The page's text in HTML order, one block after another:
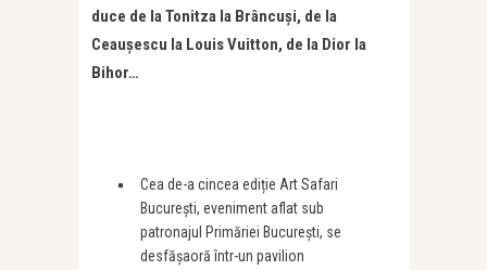
duce de la Tonitza la Brâncuși, de la
Ceaușescu la Louis Vuitton, de la Dior la
Bihor…
Cea de-a cincea ediție Art Safari
București, eveniment aflat sub
patronajul Primăriei București, se
desfășaoră într-un pavilion